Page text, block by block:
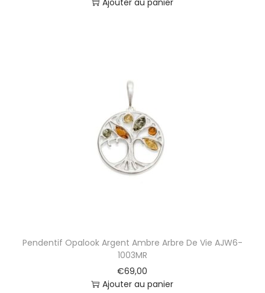
Pendentif Opalook Argent Ambre Arbre De Vie AJW6-
1003MR
€69,00
Ajouter au panier